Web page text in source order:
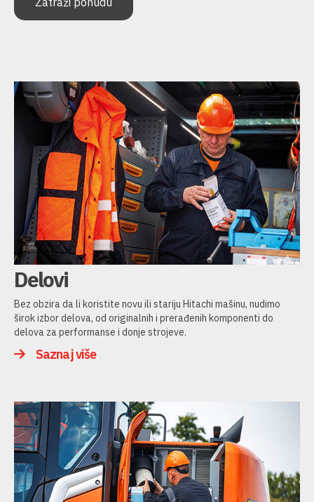
Delovi
Bez obzira da li koristite novu ili stariju Hitachi mašinu, nudimo
širok izbor delova, od originalnih i prerađenih komponenti do
delova za performanse i donje strojeve.
Saznaj više